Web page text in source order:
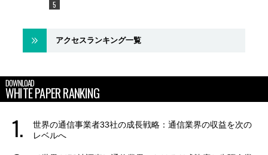
アクセスランキング一覧
DOWNLOAD
WHITE PAPER RANKING
世界の通信事業者33社の成長戦略：通信業界の収益を次の
レベルへ